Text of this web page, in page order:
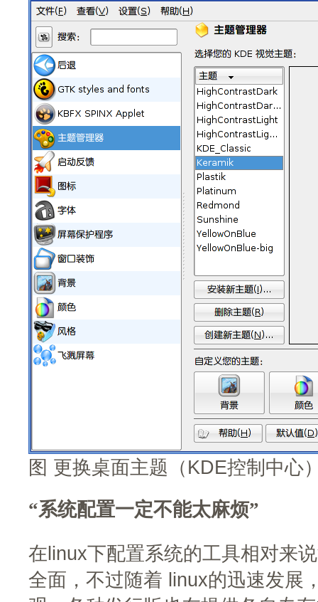
图 更换桌面主题（KDE控制中心
“系统配置一定不能太麻烦”
在linux下配置系统的工具相对来
全面，不过随着 linux的迅速发展